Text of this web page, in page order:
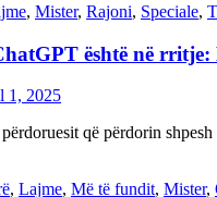
, Mister, Rajoni, Speciale,
është në
1, 2025
përdoruesit që përdorin
, Lajme, Më të fundit, Mister,